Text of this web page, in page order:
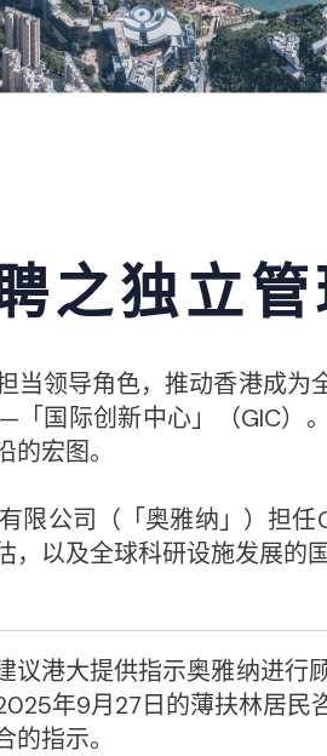
之独立管
领导角色，推动香港成
国际创新中心」（GIC）
宏图。
公司（「奥雅纳」）担
以及全球科研设施发展的国
港大提供指示奥雅纳进
年9月27日的薄扶林居
指示。